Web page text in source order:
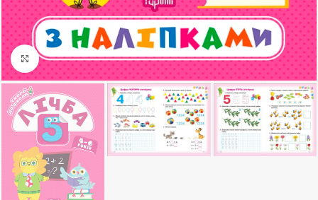
Клацніть, щоб збільшити